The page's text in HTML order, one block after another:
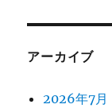
アーカイブ
2026年7月